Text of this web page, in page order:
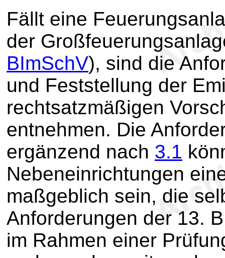
Fällt eine
der
BImSchV), sind die
und Feststellung der
rechtsatzmäßigen
entnehmen. Die
ergänzend nach 3.1
Nebeneinrichtungen
maßgeblich sein, die
Anforderungen der 13.
im Rahmen einer